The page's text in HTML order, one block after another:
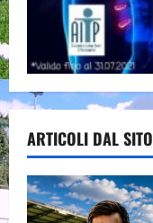
ARTICOLI DAL SITO